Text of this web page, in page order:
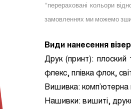
*перераховані кольори
замовленнях ми можемо
Види нанесення
Друк (принт): плоский
флекс, плівка флок,
Вишивка:
Нашивки: вишиті,